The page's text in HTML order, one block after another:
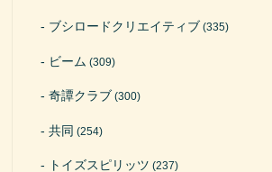
ブシロードクリエイティブ (335)
ビーム (309)
奇譚クラブ (300)
共同 (254)
トイズスピリッツ (237)